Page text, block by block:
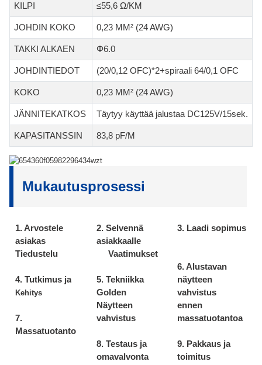
KILPI ≤55,6 Ω/KM
JOHDIN KOKO 0,23 MM² (24 AWG)
TAKKI ALKAEN Φ6.0
JOHDINTIEDOT (20/0,12 OFC)*2+spiraali 64/0,1 OFC
KOKO 0,23 MM² (24 AWG)
JÄNNITEKATKOS Täytyy käyttää jalustaa DC125V/15sek.
KAPASITANSSIN 83,8 pF/M
Mukautusprosessi
1. Arvostele
asiakas
Tiedustelu
4. Tutkimus ja
Kehitys
7.
Massatuotanto
2. Selvennä
asiakkaalle
Vaatimukset
5. Tekniikka
Golden
Näytteen
vahvistus
8. Testaus ja
omavalvonta
3. Laadi sopimus
6. Alustavan
näytteen
vahvistus
ennen
massatuotantoa
9. Pakkaus ja
toimitus